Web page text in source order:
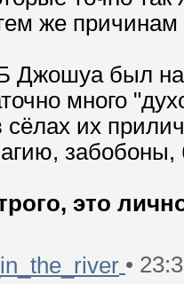
же
Джошуа был на
много
их
забобоны,
это
•